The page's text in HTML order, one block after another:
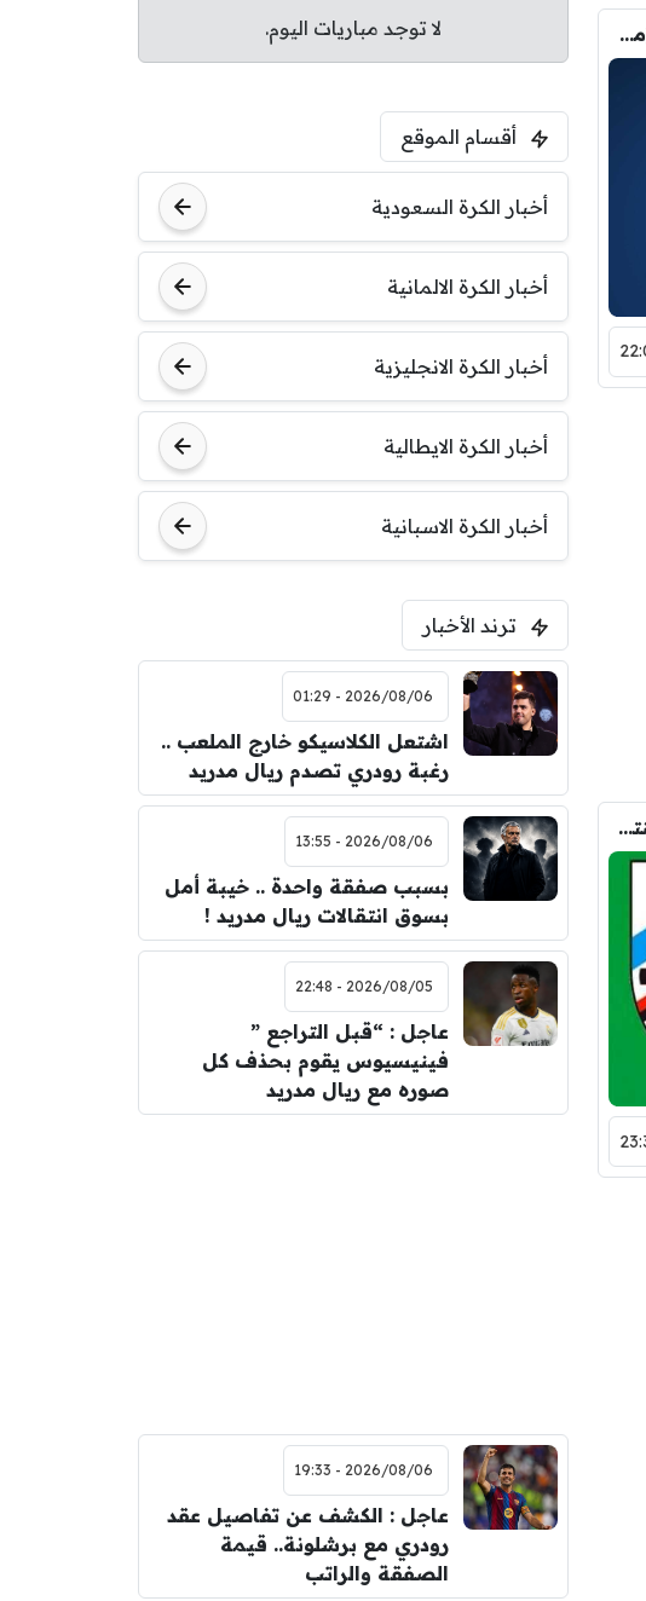
هدف انتر ميلان – هامبورج × انتر ميلان – (مقابلة ودية) 27/07/2013
هدف سامبدوريا الثالث – سامبدوريا × يوفنتوس – (الدوري الايطالي) 18/05/2013
لا توجد مباريات اليوم.
أقسام الموقع
أخبار الكرة السعودية
أخبار الكرة الالمانية
أخبار الكرة الانجليزية
أخبار الكرة الايطالية
أخبار الكرة الاسبانية
ترند الأخبار
2026/08/06 - 01:29
اشتعل الكلاسيكو خارج الملعب ..
رغبة رودري تصدم ريال مدريد
2026/08/06 - 13:55
بسبب صفقة واحدة .. خيبة أمل
بسوق انتقالات ريال مدريد !
2026/08/05 - 22:48
عاجل : “قبل التراجع ”
فينيسيوس يقوم بحذف كل
صوره مع ريال مدريد
2026/08/06 - 19:33
عاجل : الكشف عن تفاصيل عقد
رودري مع برشلونة.. قيمة
الصفقة والراتب